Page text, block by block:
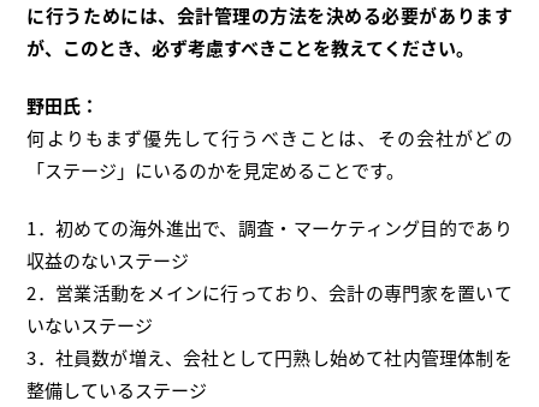
に行うためには、会計管理の方法を決める必要があります
が、このとき、必ず考慮すべきことを教えてください。
野田氏：
何よりもまず優先して行うべきことは、その会社がどの
「ステージ」にいるのかを見定めることです。
1．初めての海外進出で、調査・マーケティング目的であり
収益のないステージ
2．営業活動をメインに行っており、会計の専門家を置いて
いないステージ
3．社員数が増え、会社として円熟し始めて社内管理体制を
整備しているステージ